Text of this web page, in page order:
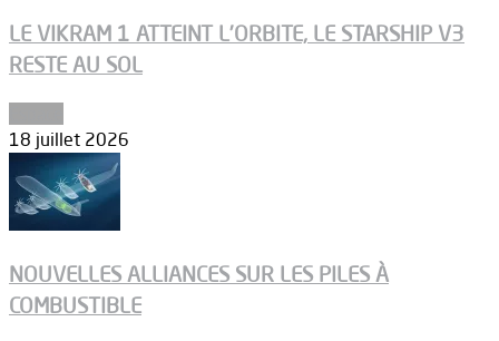
LE VIKRAM 1 ATTEINT L’ORBITE, LE STARSHIP V3
RESTE AU SOL
18 juillet 2026
NOUVELLES ALLIANCES SUR LES PILES À
COMBUSTIBLE